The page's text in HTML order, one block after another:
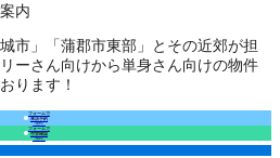
内
市」「蒲郡市東部」とその近郊が担
ーさん向けから単身さん向けの物件
ります！
フォームで
来店予約
（無料）
フォームで
空室確認
（無料）